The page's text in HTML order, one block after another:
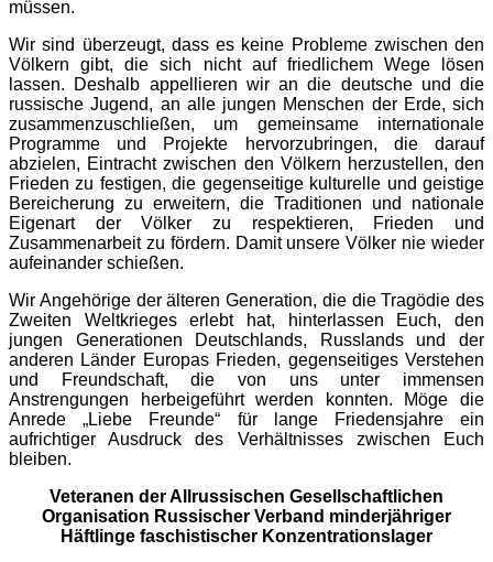
müssen.
Wir sind überzeugt, dass es keine Probleme zwischen den
Völkern gibt, die sich nicht auf friedlichem Wege lösen
lassen. Deshalb appellieren wir an die deutsche und die
russische Jugend, an alle jungen Menschen der Erde, sich
zusammenzuschließen, um gemeinsame internationale
Programme und Projekte hervorzubringen, die darauf
abzielen, Eintracht zwischen den Völkern herzustellen, den
Frieden zu festigen, die gegenseitige kulturelle und geistige
Bereicherung zu erweitern, die Traditionen und nationale
Eigenart der Völker zu respektieren, Frieden und
Zusammenarbeit zu fördern. Damit unsere Völker nie wieder
aufeinander schießen.
Wir Angehörige der älteren Generation, die die Tragödie des
Zweiten Weltkrieges erlebt hat, hinterlassen Euch, den
jungen Generationen Deutschlands, Russlands und der
anderen Länder Europas Frieden, gegenseitiges Verstehen
und Freundschaft, die von uns unter immensen
Anstrengungen herbeigeführt werden konnten. Möge die
Anrede „Liebe Freunde“ für lange Friedensjahre ein
aufrichtiger Ausdruck des Verhältnisses zwischen Euch
bleiben.
Veteranen der Allrussischen Gesellschaftlichen
Organisation Russischer Verband minderjähriger
Häftlinge faschistischer Konzentrationslager